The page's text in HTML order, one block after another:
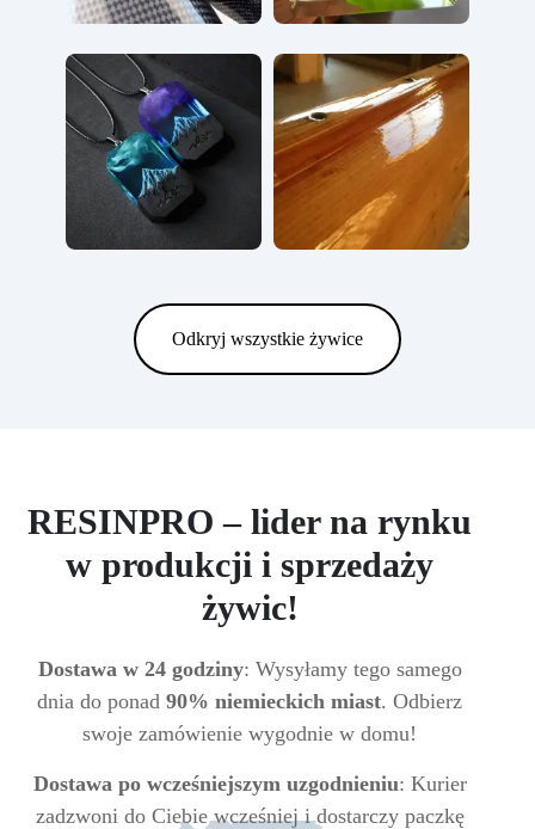
Odkryj wszystkie żywice
RESINPRO – lider na rynku
w produkcji i sprzedaży
żywic!
Dostawa w 24 godziny: Wysyłamy tego samego
dnia do ponad 90% niemieckich miast. Odbierz
swoje zamówienie wygodnie w domu!
Dostawa po wcześniejszym uzgodnieniu: Kurier
zadzwoni do Ciebie wcześniej i dostarczy paczkę